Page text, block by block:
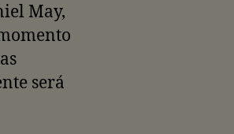
May,
será